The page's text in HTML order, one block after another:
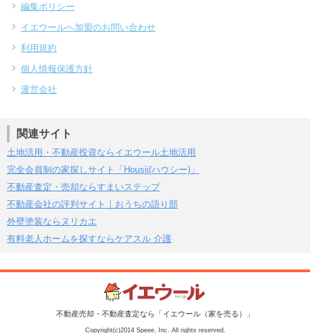
編集ポリシー
イエウールへ加盟のお問い合わせ
利用規約
個人情報保護方針
運営会社
関連サイト
土地活用・不動産投資ならイエウール土地活用
完全会員制の家探しサイト「Housii(ハウシー)」
不動産査定・売却ならすまいステップ
不動産会社の評判サイト｜おうちの語り部
外壁塗装ならヌリカエ
有料老人ホームを探すならケアスル 介護
不動産売却・不動産査定なら「イエウール（家を売る）」
Copyright(c)2014 Speee, Inc. All rights reserved.